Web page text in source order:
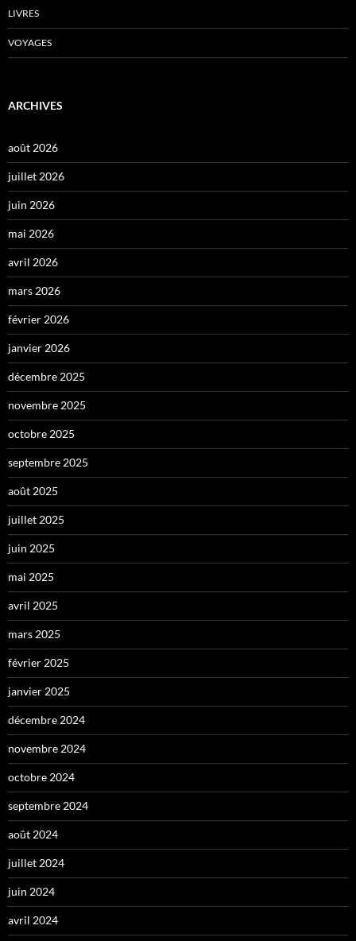
LIVRES
VOYAGES
ARCHIVES
août 2026
juillet 2026
juin 2026
mai 2026
avril 2026
mars 2026
février 2026
janvier 2026
décembre 2025
novembre 2025
octobre 2025
septembre 2025
août 2025
juillet 2025
juin 2025
mai 2025
avril 2025
mars 2025
février 2025
janvier 2025
décembre 2024
novembre 2024
octobre 2024
septembre 2024
août 2024
juillet 2024
juin 2024
avril 2024